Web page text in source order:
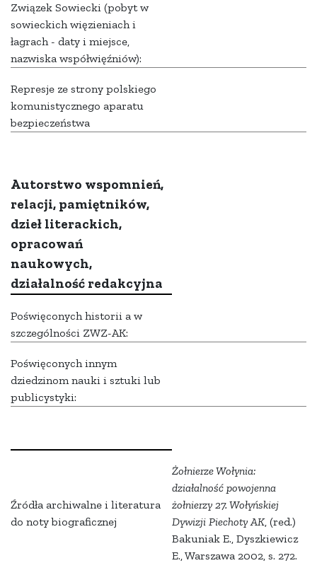
Związek Sowiecki (pobyt w
sowieckich więzieniach i
łagrach - daty i miejsce,
nazwiska współwięźniów):
Represje ze strony polskiego
komunistycznego aparatu
bezpieczeństwa
Autorstwo wspomnień,
relacji, pamiętników,
dzieł literackich,
opracowań
naukowych,
działalność redakcyjna
Poświęconych historii a w
szczególności ZWZ-AK:
Poświęconych innym
dziedzinom nauki i sztuki lub
publicystyki:
Źródła archiwalne i literatura
do noty biograficznej
Żołnierze Wołynia:
działalność powojenna
żołnierzy 27. Wołyńskiej
Dywizji Piechoty AK, (red.)
Bakuniak E., Dyszkiewicz
E., Warszawa 2002, s. 272.